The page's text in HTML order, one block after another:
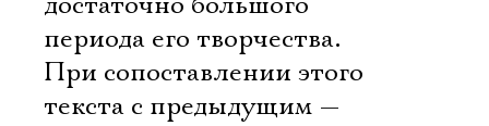
периода его творчества.
При сопоставлении этого
текста с предыдущим —